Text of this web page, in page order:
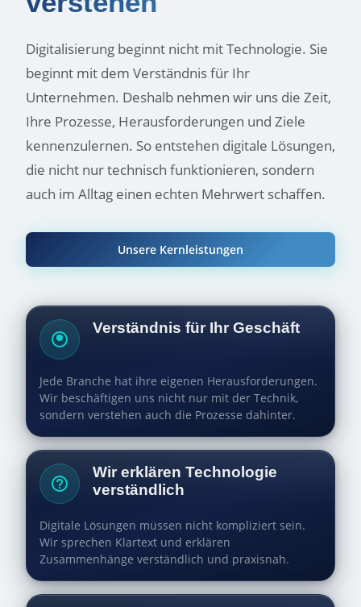
Verständnis für Ihr Geschäft
Jede Branche hat ihre eigenen Herausforderungen.
Wir beschäftigen uns nicht nur mit der Technik,
sondern verstehen auch die Prozesse dahinter.
Wir erklären Technologie
verständlich
Digitale Lösungen müssen nicht kompliziert sein.
Wir sprechen Klartext und erklären
Zusammenhänge verständlich und praxisnah.
Digitalisierung beginnt nicht mit Technologie. Sie
beginnt mit dem Verständnis für Ihr
Unternehmen. Deshalb nehmen wir uns die Zeit,
Ihre Prozesse, Herausforderungen und Ziele
kennenzulernen. So entstehen digitale Lösungen,
die nicht nur technisch funktionieren, sondern
auch im Alltag einen echten Mehrwert schaffen.
Unsere Kernleistungen